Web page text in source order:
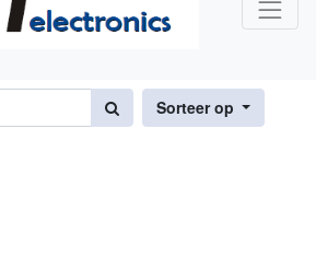
Sorteer op